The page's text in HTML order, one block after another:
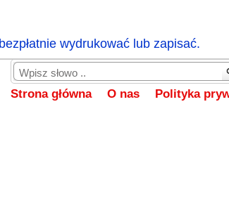
wydrukować lub zapisać.
Strona główna O nas Polityka